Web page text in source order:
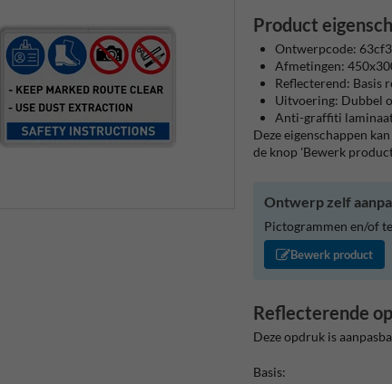
Product
Ontwerpcode:
Afmetingen:
Reflecterend: Basis
Uitvoering: Dubbel
Anti-graffiti
Deze eigenschappen
de knop 'Bewerk
Ontwerp zelf
Pictogrammen en/of
Bewerk product
Reflecterende
Deze opdruk is
Basis: